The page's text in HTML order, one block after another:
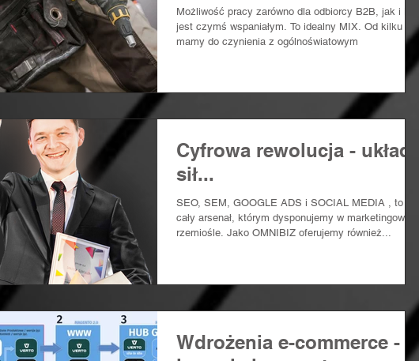
Możliwość pracy zarówno dla odbiorcy B2B, jak i B2C
jest czymś wspaniałym. To idealny MIX. Od kilku lat
mamy do czynienia z ogólnoświatowym
Cyfrowa rewolucja - układ
sił...
SEO, SEM, GOOGLE ADS i SOCIAL MEDIA , to nie
cały arsenał, którym dysponujemy w marketingowym
rzemiośle. Jako OMNIBIZ oferujemy również...
Wdrożenia e-commerce -